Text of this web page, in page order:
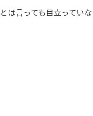
とは言っても目立っていな